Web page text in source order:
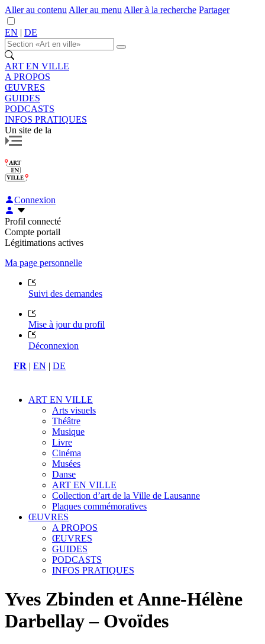
Aller au contenu Aller au menu Aller à la recherche Partager
EN | DE
ART EN VILLE
A PROPOS
ŒUVRES
GUIDES
PODCASTS
INFOS PRATIQUES
Un site de la
Connexion
Profil connecté
Compte portail
Légitimations actives
Ma page personnelle
Suivi des demandes
Mise à jour du profil
Déconnexion
FR | EN | DE
ART EN VILLE
Arts visuels
Théâtre
Musique
Livre
Cinéma
Musées
Danse
ART EN VILLE
Collection d’art de la Ville de Lausanne
Plaques commémoratives
ŒUVRES
A PROPOS
ŒUVRES
GUIDES
PODCASTS
INFOS PRATIQUES
Yves Zbinden et Anne-Hélène
Darbellay – Ovoïdes